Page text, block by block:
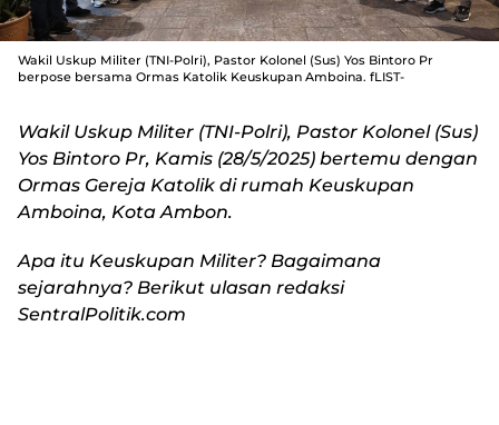
Wakil Uskup Militer (TNI-Polri), Pastor Kolonel (Sus) Yos Bintoro Pr
berpose bersama Ormas Katolik Keuskupan Amboina. fLIST-
Wakil Uskup Militer (TNI-Polri), Pastor Kolonel (Sus)
Yos Bintoro Pr, Kamis (28/5/2025) bertemu dengan
Ormas Gereja Katolik di rumah Keuskupan
Amboina, Kota Ambon.
Apa itu Keuskupan Militer? Bagaimana
sejarahnya? Berikut ulasan redaksi
SentralPolitik.com